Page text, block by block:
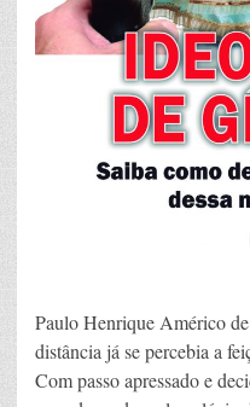
Paulo Henrique Américo
distância já se percebia a
Com passo apressado e